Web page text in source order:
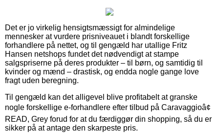
Det er jo virkelig hensigtsmæssigt for almindelige
mennesker at vurdere prisniveauet i blandt forskellige
forhandlere på nettet, og til gengæld har utallige Fritz
Hansen netshops fundet det nødvendigt at stampe
salgspriserne på deres produkter – til børn, og samtidig til
kvinder og mænd – drastisk, og endda nogle gange love
fragt uden beregning.
Til gengæld kan det alligevel blive profitabelt at granske
nogle forskellige e-forhandlere efter tilbud på Caravaggioâ¢
READ, Grey forud for at du færdiggør din shopping, så du er
sikker på at antage den skarpeste pris.